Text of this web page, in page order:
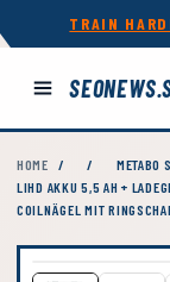
TRAIN
HOME / /
METABO
LIHD AKKU 5,5 AH +
COILNÄGEL MIT